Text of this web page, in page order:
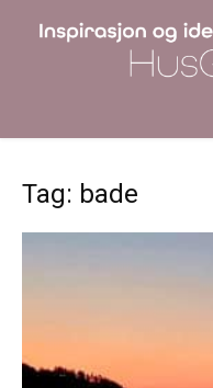
Tag: bade